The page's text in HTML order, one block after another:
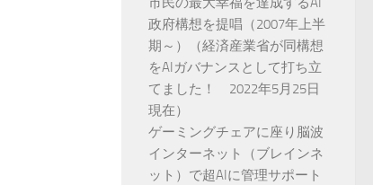
政府構想を提唱（2007年上半
期～）（経済産業省が同構想
をAIガバナンスとして打ち立
てました！ 2022年5月25日
現在）
ゲーミングチェアに座り脳波
インターネット（ブレインネ
ット）で超AIに管理サポート